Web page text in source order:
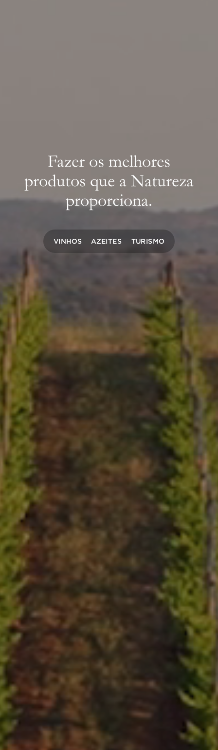
Fazer os melhores
produtos que a Natureza
proporciona.
VINHOS AZEITES TURISMO